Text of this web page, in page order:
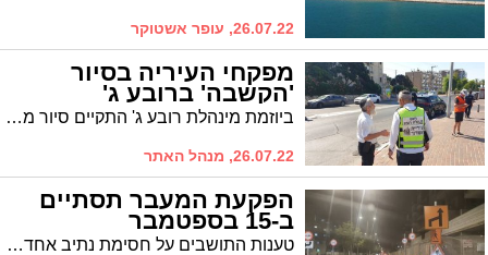
26.07.22, עופר אשטוקר
מפקחי העיריה בסיור
'הקשבה' ברובע ג'
ביוזמת מינהלת רובע ג' התקיים סיור מפקחים שבו נטלו חלק ראשי האגפים. המטרה: בחינת מצב השטח והקשבה לתושבים
26.07.22, מנהל האתר
הפקעת המעבר תסתיים
ב-15 בספטמבר
טענות התושבים על חסימת נתיב אחד בכביש והפקעת המדרכה הגיעו לעיריה, שם מבהירים: הקבלן פועל בהתאם לתוכנית שאושרה